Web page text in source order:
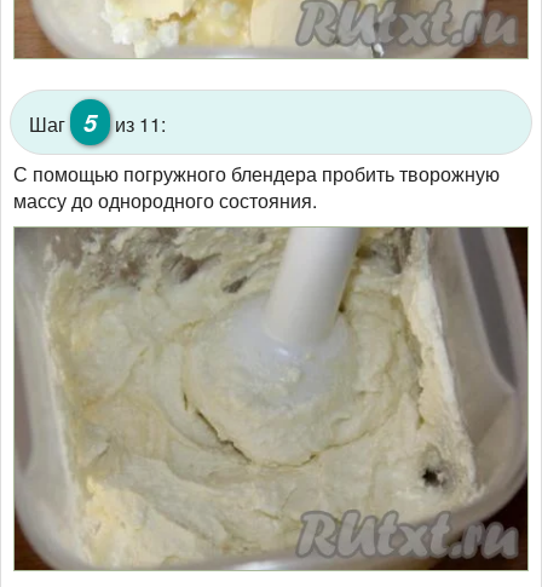
Шаг 5
из 11:
С помощью погружного блендера пробить творожную
массу до однородного состояния.